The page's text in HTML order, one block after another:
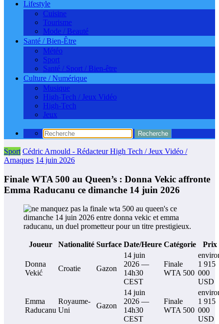
Lifestyle
Cuisine
Tourisme
Mode / Beauté
Santé / Bien-Être
Météo
Sport
Santé / Sport / Bien-être
Culture / Numérique
Musique
High-Tech / Jeux Vidéo
High-Tech
Jeux
Sport Cédric Arnould - Rédacteur High Tech / Jeux Vidéo /
Arnaques 14 juin 2026
Finale WTA 500 au Queen’s : Donna Vekic affronte
Emma Raducanu ce dimanche 14 juin 2026
Joueur Nationalité Surface Date/Heure Catégorie Prix
Donna
Vekić
Croatie Gazon
14 juin
2026 —
14h30
CEST
Finale
WTA 500
1 915
000
USD
Emma
Raducanu
Royaume-
Uni
Gazon
14 juin
2026 —
14h30
CEST
Finale
WTA 500
1 915
000
USD